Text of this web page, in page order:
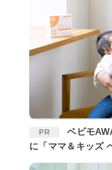
PR
ベビモAWARD1位！いま注目の〈赤ちゃん腸活〉
に「ママ＆キッズ